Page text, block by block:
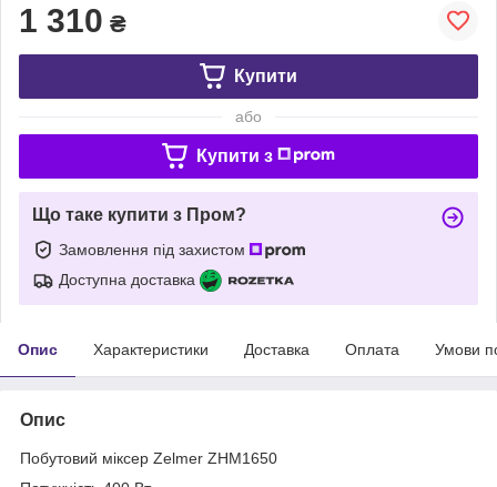
1 310 ₴
Купити
або
Купити з
Що таке купити з Пром?
Замовлення під захистом
Доступна доставка
Опис Характеристики Доставка Оплата Умови
Опис
Побутовий міксер Zelmer ZHM1650